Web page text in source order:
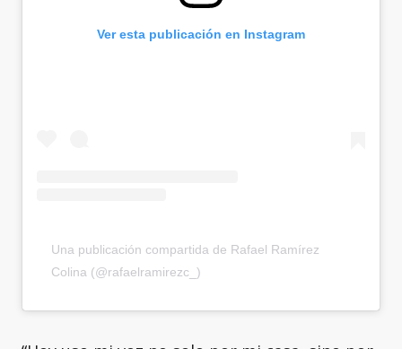
Ver esta publicación en Instagram
Una publicación compartida de Rafael Ramírez
Colina (@rafaelramirezc_)